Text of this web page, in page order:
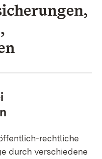
rechtliche
durch verschiedene